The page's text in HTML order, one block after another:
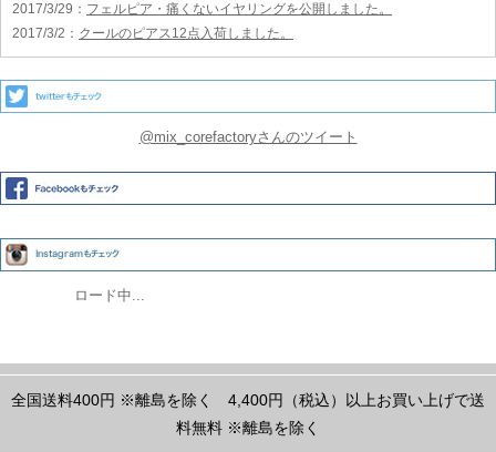
2017/3/29 ： フェルピア・痛くないイヤリングを公開しました。
2017/3/2 ： クールのピアス12点入荷しました。
@mix_corefactoryさんのツイート
ロード中...
全国送料400円 ※離島を除く
4,400円（税込）以上お買い上げで送
料無料 ※離島を除く